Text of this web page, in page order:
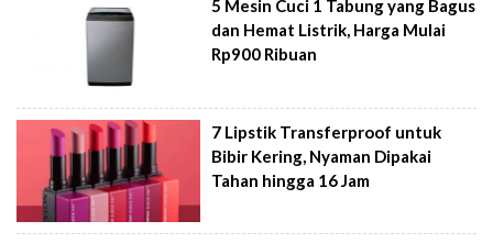
5 Mesin Cuci 1 Tabung yang Bagus
dan Hemat Listrik, Harga Mulai
Rp900 Ribuan
7 Lipstik Transferproof untuk
Bibir Kering, Nyaman Dipakai
Tahan hingga 16 Jam